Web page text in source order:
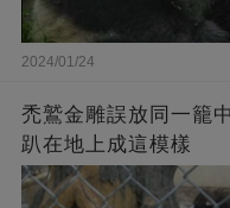
2024/01/24
禿鷲金雕誤放同一籠
趴在地上成這模樣